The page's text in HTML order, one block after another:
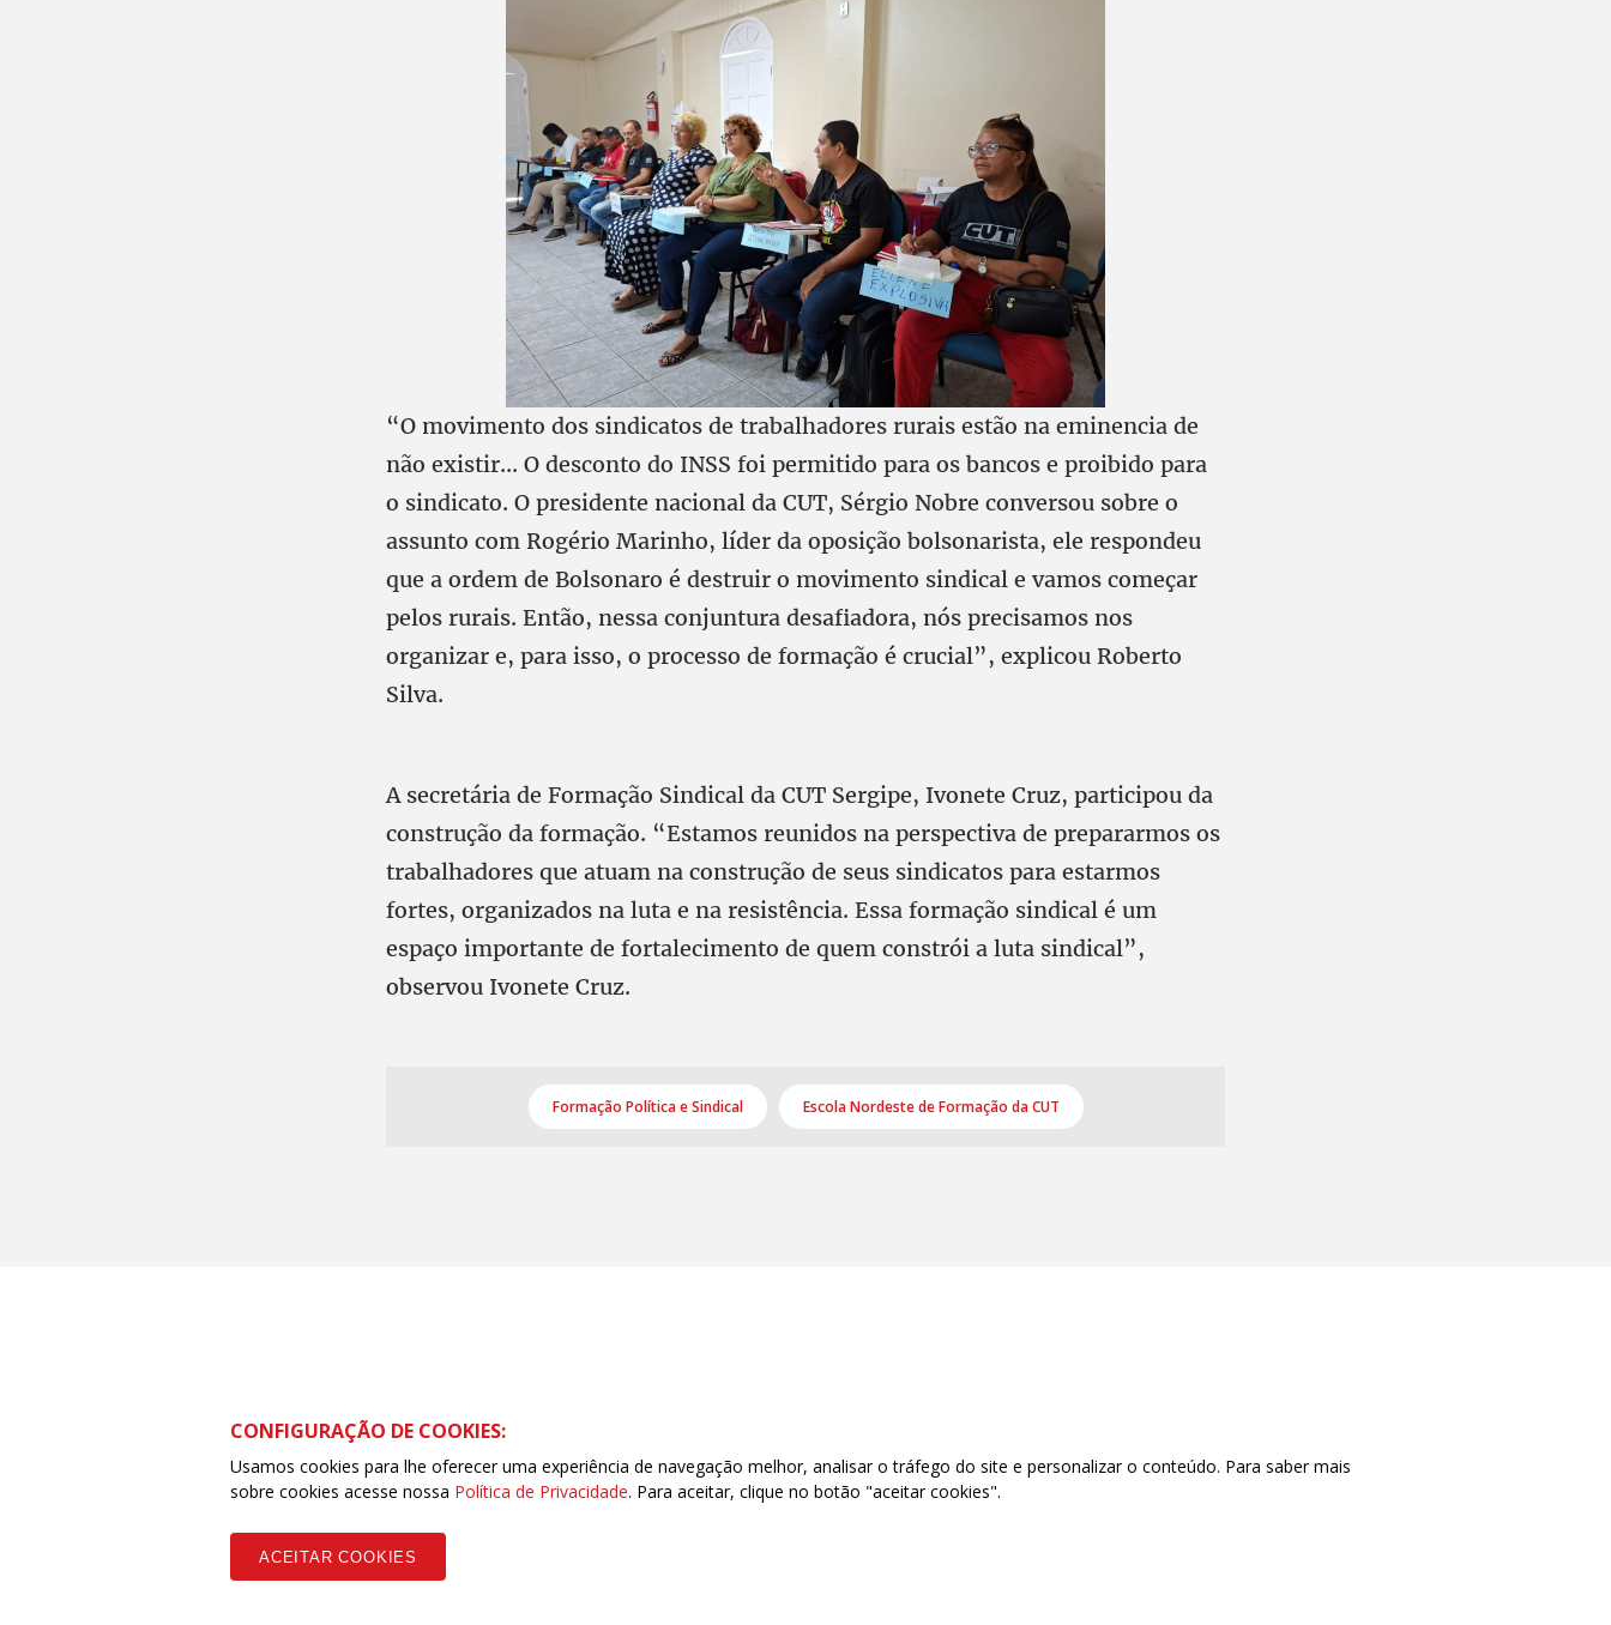
“O movimento dos sindicatos de trabalhadores rurais estão na eminencia de
não existir... O desconto do INSS foi permitido para os bancos e proibido para
o sindicato. O presidente nacional da CUT, Sérgio Nobre conversou sobre o
assunto com Rogério Marinho, líder da oposição bolsonarista, ele respondeu
que a ordem de Bolsonaro é destruir o movimento sindical e vamos começar
pelos rurais. Então, nessa conjuntura desafiadora, nós precisamos nos
organizar e, para isso, o processo de formação é crucial”, explicou Roberto
Silva.
A secretária de Formação Sindical da CUT Sergipe, Ivonete Cruz, participou da
construção da formação. “Estamos reunidos na perspectiva de prepararmos os
trabalhadores que atuam na construção de seus sindicatos para estarmos
fortes, organizados na luta e na resistência. Essa formação sindical é um
espaço importante de fortalecimento de quem constrói a luta sindical”,
observou Ivonete Cruz.
Formação Política e Sindical Escola Nordeste de Formação da CUT
CONFIGURAÇÃO DE COOKIES:
Usamos cookies para lhe oferecer uma experiência de navegação melhor, analisar o tráfego do site e personalizar o conteúdo. Para saber mais
sobre cookies acesse nossa Política de Privacidade. Para aceitar, clique no botão "aceitar cookies".
ACEITAR COOKIES